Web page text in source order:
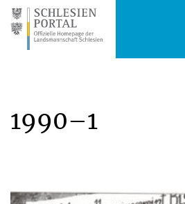
1990–1